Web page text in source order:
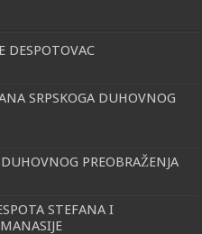
DESPOTOVAC
SRPSKOGA DUHOVNOG
PREOBRAŽENJA
STEFANA I